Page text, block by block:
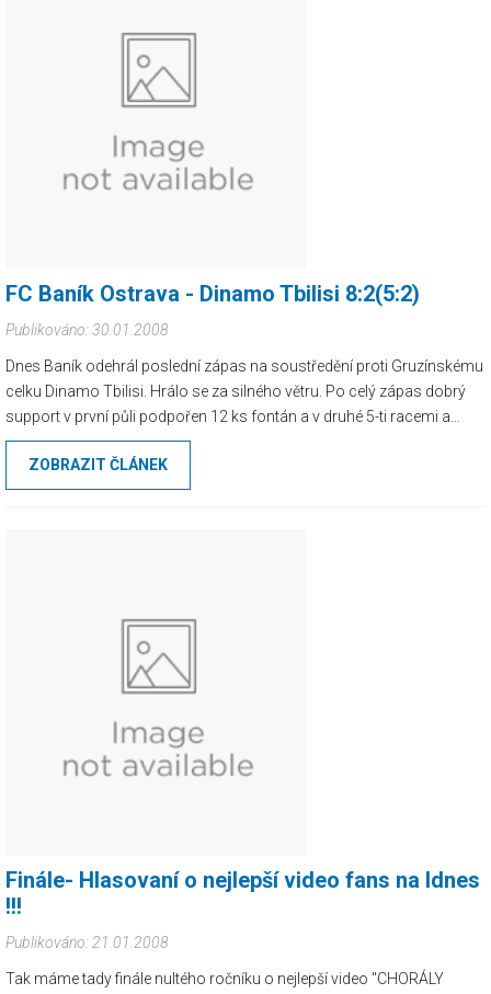
FC Baník Ostrava - Dinamo Tbilisi 8:2(5:2)
Publikováno: 30.01.2008
Dnes Baník odehrál poslední zápas na soustředění proti Gruzínskému
celku Dinamo Tbilisi. Hrálo se za silného větru. Po celý zápas dobrý
support v první půli podpořen 12 ks fontán a v druhé 5-ti racemi a
jednou fontánou. Fans Baníku na stadioně 8ks + jedna vlajka, soupeř
žádný. Branky: 24., 47. a 76. Zeher, 3. a 7. Magera, 9. Neuwirth, 13.
Bystroň, 70. Varadi - 37. vlastní Tchuř, 44. Merebašvili. Sestava: Vašek -
ZOBRAZIT ČLÁNEK
Finále- Hlasovaní o nejlepší video fans na Idnes
!!!
Publikováno: 21.01.2008
Tak máme tady finále nultého ročníku o nejlepší video "CHORÁLY